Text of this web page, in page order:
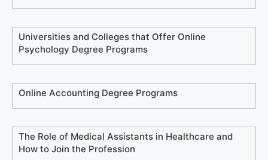
Universities and Colleges that Offer Online
Psychology Degree Programs
Online Accounting Degree Programs
The Role of Medical Assistants in Healthcare and
How to Join the Profession